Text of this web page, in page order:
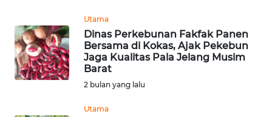
Utama
Dinas Perkebunan Fakfak Panen
Bersama di Kokas, Ajak Pekebun
Jaga Kualitas Pala Jelang Musim
Barat
2 bulan yang lalu
Utama
RIAU
WN
SERAMBI